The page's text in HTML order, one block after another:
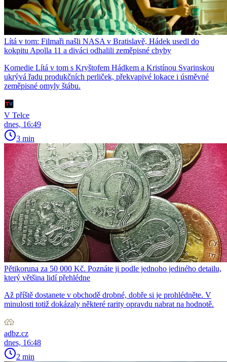
Lítá v tom: Filmaři našli NASA v Bratislavě, Hádek usedl do
kokpitu Apolla 11 a diváci odhalili zeměpisné chyby
Komedie Lítá v tom s Kryštofem Hádkem a Kristínou Svarinskou
ukrývá řadu produkčních perliček, překvapivé lokace i úsměvné
zeměpisné omyly štábu.
V Telce
dnes, 16:49
3 min
Pětikoruna za 50 000 Kč. Poznáte ji podle jednoho jediného detailu,
který většina lidí přehlédne
Až příště dostanete v obchodě drobné, dobře si je prohlédněte. V
minulosti totiž dokázaly některé rarity opravdu nabrat na hodnotě.
adbz.cz
dnes, 16:48
2 min